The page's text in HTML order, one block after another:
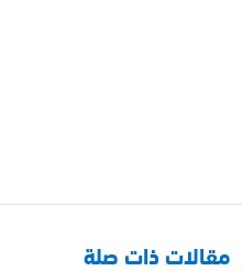
مقالات ذات صلة